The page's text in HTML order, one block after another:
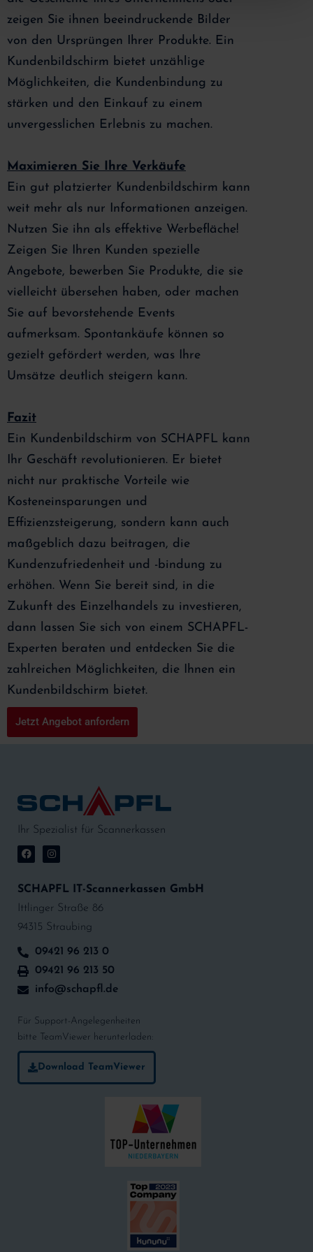
zeigen Sie ihnen beeindruckende Bilder
von den Ursprüngen Ihrer Produkte. Ein
Kundenbildschirm bietet unzählige
Möglichkeiten, die Kundenbindung zu
stärken und den Einkauf zu einem
unvergesslichen Erlebnis zu machen.
Maximieren Sie Ihre Verkäufe
Ein gut platzierter Kundenbildschirm kann
weit mehr als nur Informationen anzeigen.
Nutzen Sie ihn als effektive Werbefläche!
Zeigen Sie Ihren Kunden spezielle
Angebote, bewerben Sie Produkte, die sie
vielleicht übersehen haben, oder machen
Sie auf bevorstehende Events
aufmerksam. Spontankäufe können so
gezielt gefördert werden, was Ihre
Umsätze deutlich steigern kann.
Fazit
Ein Kundenbildschirm von SCHAPFL kann
Ihr Geschäft revolutionieren. Er bietet
nicht nur praktische Vorteile wie
Kosteneinsparungen und
Effizienzsteigerung, sondern kann auch
maßgeblich dazu beitragen, die
Kundenzufriedenheit und -bindung zu
erhöhen. Wenn Sie bereit sind, in die
Zukunft des Einzelhandels zu investieren,
dann lassen Sie sich von einem SCHAPFL-
Experten beraten und entdecken Sie die
zahlreichen Möglichkeiten, die Ihnen ein
Kundenbildschirm bietet.
Jetzt Angebot anfordern
Ihr Spezialist für Scannerkassen
SCHAPFL IT-Scannerkassen GmbH
Ittlinger Straße 86
94315 Straubing
09421 96 213 0
09421 96 213 50
info@schapfl.de
Für Support-Angelegenheiten
bitte TeamViewer herunterladen:
Download TeamViewer